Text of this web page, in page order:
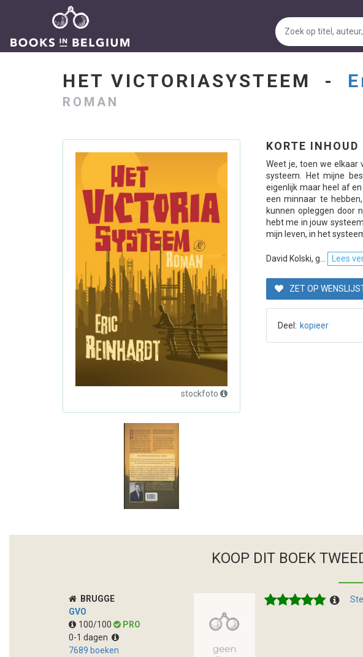
HET VICTORIASYSTEEM -
ROMAN
stockfoto
KORTE INHOUD
Weet je, toen we
systeem. Het mijne
eigenlijk maar heel af
een minnaar te
kunnen opleggen door
hebt me in jouw
mijn leven, in het
David Kolski, g... Lees
ZET OP
Deel: kopieer
KOOP DIT BOEK
BRUGGE
GVO
100/100
PRO
0-1 dagen
7689 boeken